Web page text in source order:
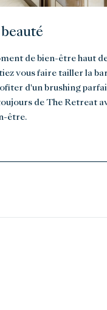
de bien-être haut
vous faire tailler la
d'un brushing
de The Retreat
être.